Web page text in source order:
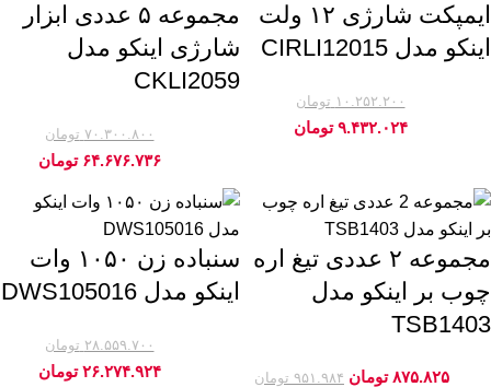
انبردست صنعتی اینکو (6)
شارژر باتری اینکو (6)
فازمتر اینکو (6)
انبر قفلی اینکو (5)
پیستوله بادی اینکو (5)
سنباده زن اینکو (5)
ایمپکت شارژی ۱۲ ولت
اینکو مدل CIRLI12015
۱۰.۲۵۲.۲۰۰ تومان
۹.۴۳۲.۰۲۴ تومان
مجموعه ۵ عددی ابزار
شارژی اینکو مدل
CKLI2059
۷۰.۳۰۰.۸۰۰ تومان
۶۴.۶۷۶.۷۳۶ تومان
مجموعه ۲ عددی تیغ اره
چوب بر اینکو مدل
TSB1403
۹۵۱.۹۸۴ تومان ۸۷۵.۸۲۵ تومان
سنباده زن ۱۰۵۰ وات
اینکو مدل DWS105016
۲۸.۵۵۹.۷۰۰ تومان
۲۶.۲۷۴.۹۲۴ تومان